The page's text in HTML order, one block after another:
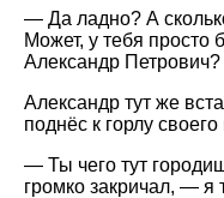
— Да ладно? А
Может, у тебя просто
Александр Петрович?
Александр тут же
поднёс к горлу своего
— Ты чего тут
громко закричал, — я